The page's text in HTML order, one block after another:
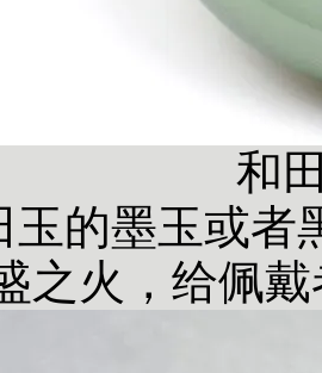
和
的墨玉或者
之火，给佩